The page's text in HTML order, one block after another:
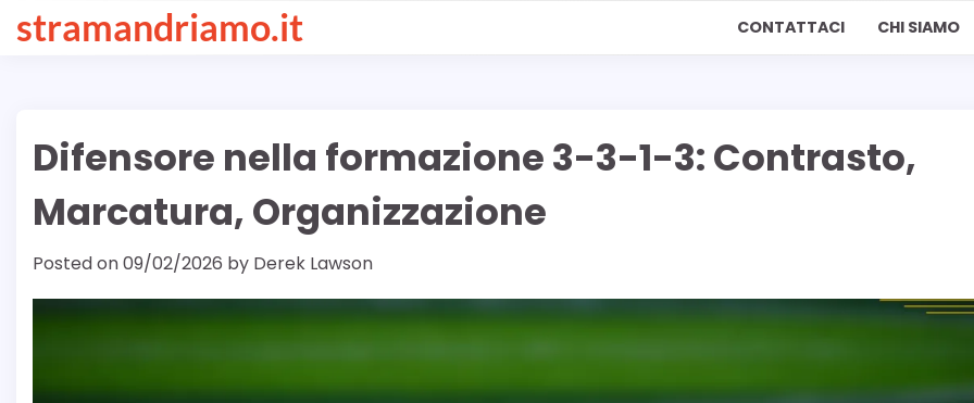
stramandriamo.it CONTATTACI CHI SIAMO
Difensore nella formazione 3-3-1-3: Contrasto,
Marcatura, Organizzazione
Posted on09/02/2026 by Derek Lawson